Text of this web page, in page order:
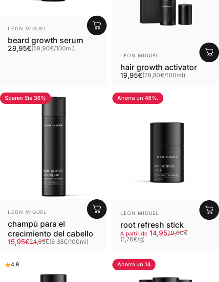
Proveedor:
LEON MIGUEL
beard growth serum
29,95€
Grundpreis
(59,90€/
pro 100ml)
Proveedor:
LEON MIGUEL
hair growth activator
19,95€
Grundpreis
(79,80€/
pro 100ml)
5.0
Sparen Sie 36%
Proveedor:
LEON MIGUEL
champú para el
crecimiento del cabello
Verkaufspreis
15,95€
Normaler Preis
24,95€
Grundpreis (6,38€/
pro 100ml)
4.8
Ahorra un 48%.
Proveedor:
LEON MIGUEL
root refresh stick
Precio de venta al público
A partir de 14,95
Precio normal29,00€
Precio base
(1,76€/
por g)
4.9 5.0
Ahorra un 14